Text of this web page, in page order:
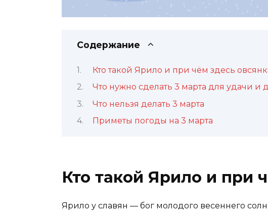
Содержание
Кто такой Ярило и при чём здесь
Что нужно сделать 3 марта для удачи и
Что нельзя делать 3 марта
Приметы погоды на 3 марта
Кто такой Ярило и при
Ярило у славян — бог молодого весеннего